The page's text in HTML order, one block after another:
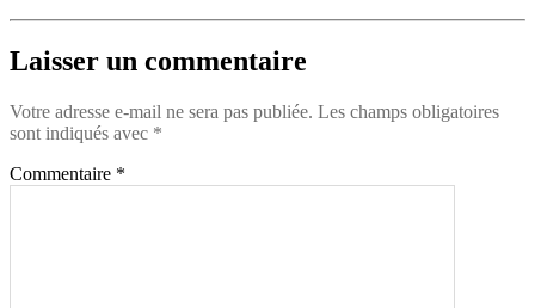
Laisser un commentaire
Votre adresse e-mail ne sera pas publiée. Les champs obligatoires
sont indiqués avec *
Commentaire *